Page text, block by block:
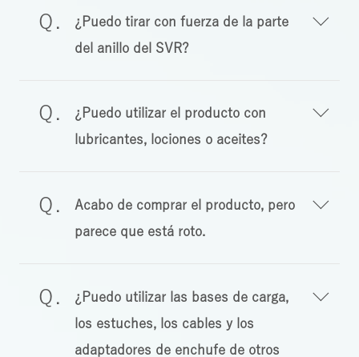
¿Puedo tirar con fuerza de la parte
del anillo del SVR?
¿Puedo utilizar el producto con
lubricantes, lociones o aceites?
Acabo de comprar el producto, pero
parece que está roto.
¿Puedo utilizar las bases de carga,
los estuches, los cables y los
adaptadores de enchufe de otros